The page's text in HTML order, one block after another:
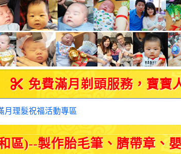
免費滿月剃頭服務，寶寶
月理髮祝福活動專區
區)--製作胎毛筆、臍帶章、